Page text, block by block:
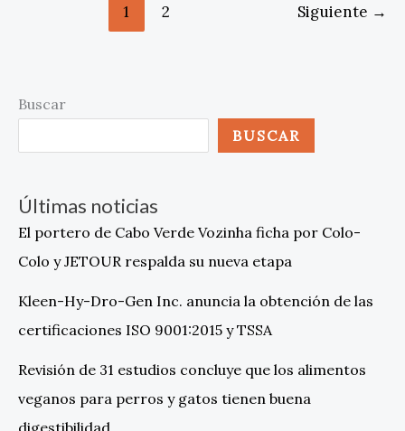
1 2 Siguiente →
Buscar
BUSCAR
Últimas noticias
El portero de Cabo Verde Vozinha ficha por Colo-
Colo y JETOUR respalda su nueva etapa
Kleen-Hy-Dro-Gen Inc. anuncia la obtención de las
certificaciones ISO 9001:2015 y TSSA
Revisión de 31 estudios concluye que los alimentos
veganos para perros y gatos tienen buena
digestibilidad